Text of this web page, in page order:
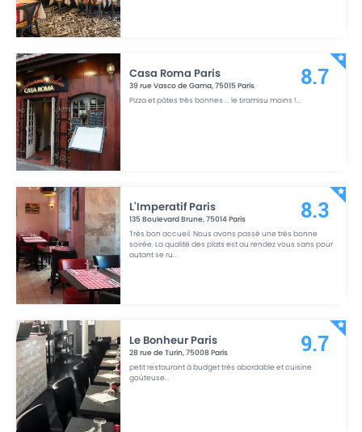
Casa Roma Paris
39 rue Vasco de Gama,75015Paris
Pizza et pâtes très bonnes ... le tiramisu moins !...
8.7
L'Imperatif Paris
135 Boulevard Brune,75014Paris
Très bon accueil. Nous avons passé une très bonne
soirée. La qualité des plats est au rendez vous sans pour
autant se ru...
8.3
Le Bonheur Paris
28 rue de Turin,75008 Paris
petit restaurant à budget très abordable et cuisine
goûteuse...
9.7